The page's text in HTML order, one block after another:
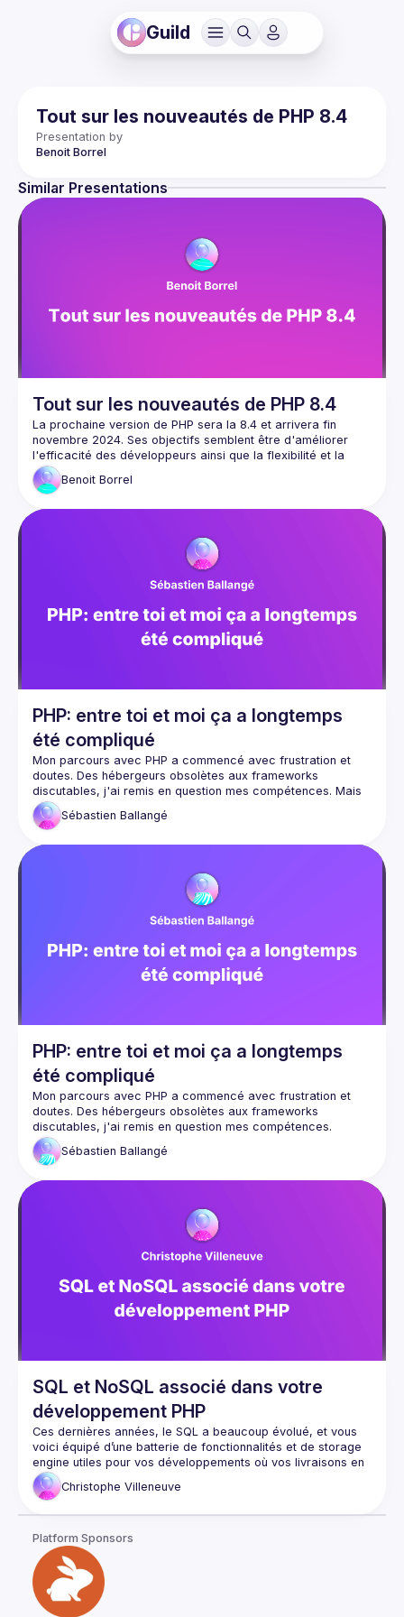
Guild
Tout sur les nouveautés de PHP 8.4
Presentation by
Benoit Borrel
Similar Presentations
Tout sur les nouveautés de PHP 8.4
La prochaine version de PHP sera la 8.4 et arrivera fin
novembre 2024. Ses objectifs semblent être d'améliorer
l'efficacité des développeurs ainsi que la flexibilité et la
lisibilité du language. Alors venez en juger vous-mêmes en
assistant à la présentation des principales nouveautés. Au
(property hooks), visibilité asymétrique, l'analyseur HTML5...
Benoit Borrel
PHP: entre toi et moi ça a longtemps
été compliqué
Mon parcours avec PHP a commencé avec frustration et
doutes. Des hébergeurs obsolètes aux frameworks
discutables, j'ai remis en question mes compétences. Mais
avec Composer, Symfony et l'évolution de PHP au cours des
15 dernières années, j'ai surmonté ces défis et le sentiment
s'améliorait, je l'ai fait aussi : PHP 8 est génial, l'écosystème
Sébastien Ballangé
PHP: entre toi et moi ça a longtemps
été compliqué
Mon parcours avec PHP a commencé avec frustration et
doutes. Des hébergeurs obsolètes aux frameworks
Mais avec Composer, Symfony et l'évolution de PHP au
cours des 15 dernières années, j'ai surmonté ces défis et le
s'améliorait, je l'ai fait aussi : PHP 8 est génial, l'écosystème
Sébastien Ballangé
SQL et NoSQL associé dans votre
développement PHP
Ces dernières années, le SQL a beaucoup évolué, et vous
voici équipé d’une batterie de fonctionnalités et de storage
engine utiles pour vos développements où vos livraisons en
continu.
Mais, l’utilisation de clé/valeur, plus connue sous le nom de
relationnelles et NoSQL.
A travers cette session, Christophe Villeneuve va vous aider
à faciliter la réalisation de vos projets PHP. avec ou sans
Framework / CMS… en utilisant une seule connexion PHP
avec plusieurs formats de bases de données , tout en
Christophe Villeneuve
Platform Sponsors